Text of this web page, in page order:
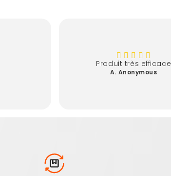
Produit très efficace
A. Anonymous